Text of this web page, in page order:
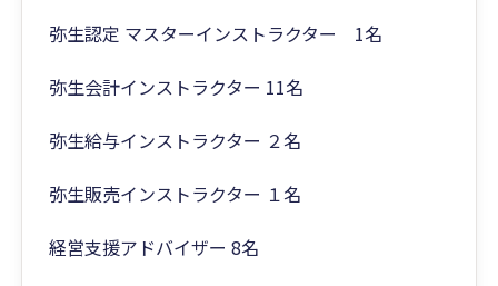
弥生認定 マスターインストラクター 1名
弥生会計インストラクター 11名
弥生給与インストラクター ２名
弥生販売インストラクター １名
経営支援アドバイザー 8名